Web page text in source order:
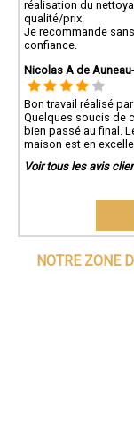
réalisation du
qualité/prix.
Je recommande
confiance.
Nicolas A de
Bon travail réalisé
Quelques soucis de
bien passé au final.
maison est en
Voir tous les avis
NOTRE ZONE